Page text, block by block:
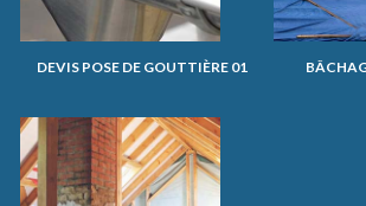
DEVIS POSE DE GOUTTIÈRE 01